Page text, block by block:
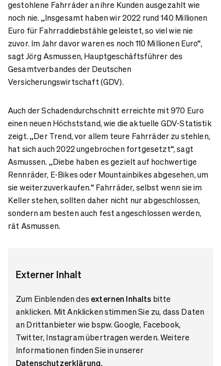
gestohlene Fahrräder an ihre Kunden ausgezahlt wie
noch nie. „Insgesamt haben wir 2022 rund 140 Millionen
Euro für Fahrraddiebstähle geleistet, so viel wie nie
zuvor. Im Jahr davor waren es noch 110 Millionen Euro“,
sagt Jörg Asmussen, Hauptgeschäftsführer des
Gesamtverbandes der Deutschen
Versicherungswirtschaft (GDV).
Auch der Schadendurchschnitt erreichte mit 970 Euro
einen neuen Höchststand, wie die aktuelle GDV-Statistik
zeigt. „Der Trend, vor allem teure Fahrräder zu stehlen,
hat sich auch 2022 ungebrochen fortgesetzt“, sagt
Asmussen. „Diebe haben es gezielt auf hochwertige
Rennräder, E-Bikes oder Mountainbikes abgesehen, um
sie weiterzuverkaufen.“ Fahrräder, selbst wenn sie im
Keller stehen, sollten daher nicht nur abgeschlossen,
sondern am besten auch fest angeschlossen werden,
rät Asmussen.
Externer Inhalt
Zum Einblenden des externen Inhalts bitte
anklicken. Mit Anklicken stimmen Sie zu, dass Daten
an Drittanbieter wie bspw. Google, Facebook,
Twitter, Instagram übertragen werden. Weitere
Informationen finden Sie in unserer
Datenschutzerklärung.